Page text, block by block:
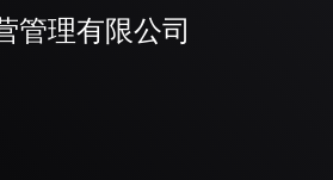
管理有限公司